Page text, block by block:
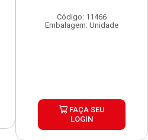
Código: 11466
Embalagem: Unidade
FAÇA SEU
LOGIN